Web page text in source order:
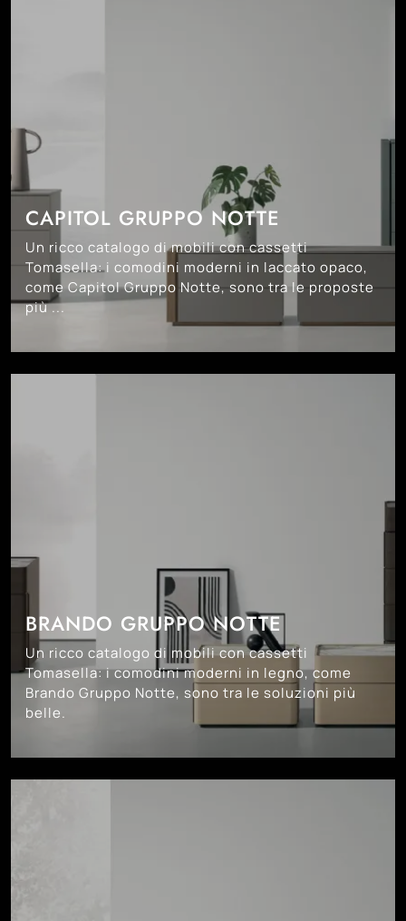
CAPITOL GRUPPO NOTTE
Un ricco catalogo di mobili con cassetti
Tomasella: i comodini moderni in laccato opaco,
come Capitol Gruppo Notte, sono tra le proposte
più ...
BRANDO GRUPPO NOTTE
Un ricco catalogo di mobili con cassetti
Tomasella: i comodini moderni in legno, come
Brando Gruppo Notte, sono tra le soluzioni più
belle.